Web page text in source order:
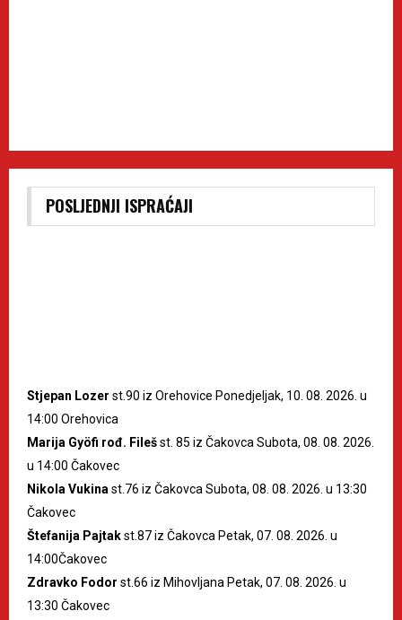
POSLJEDNJI ISPRAĆAJI
Stjepan Lozer st.90 iz Orehovice Ponedjeljak, 10. 08. 2026. u
14:00 Orehovica
Marija Gyöfi rođ. Filešst. 85 iz Čakovca Subota, 08. 08. 2026.
u 14:00 Čakovec
Nikola Vukinast.76 iz Čakovca Subota, 08. 08. 2026. u 13:30
Čakovec
Štefanija Pajtakst.87 iz Čakovca Petak, 07. 08. 2026. u
14:00Čakovec
Zdravko Fodor st.66 iz Mihovljana Petak, 07. 08. 2026. u
13:30 Čakovec